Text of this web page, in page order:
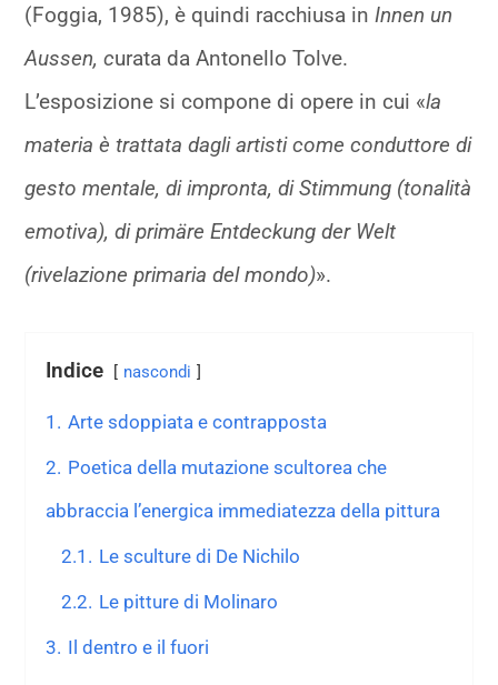
(Foggia, 1985), è quindi racchiusa inInnen un
Aussen, curata da Antonello Tolve.
L’esposizione si compone di opere in cui «la
materia è trattata dagli artisti come conduttore di
gesto mentale, di impronta, di Stimmung (tonalità
emotiva), di primäre Entdeckung der Welt
(rivelazione primaria del mondo)».
Indice nascondi
1. Arte sdoppiata e contrapposta
2. Poetica della mutazione scultorea che
abbraccia l’energica immediatezza della pittura
2.1. Le sculture di De Nichilo
2.2. Le pitture di Molinaro
3. Il dentro e il fuori